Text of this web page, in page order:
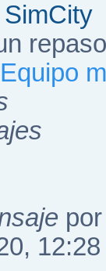
Equipo
12:28